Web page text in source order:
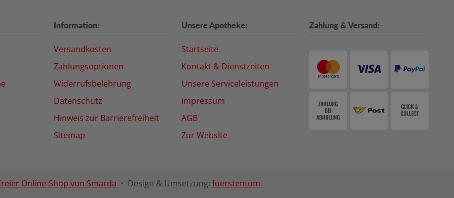
Information:
Versandkosten
Zahlungsoptionen
Widerrufsbelehrung
Datenschutz
Hinweis zur Barrierefreiheit
Sitemap
Unsere Apotheke:
Startseite
Kontakt & Dienstzeiten
Unsere Serviceleistungen
Impressum
AGB
Zur Website
Zahlung & Versand:
Online-Shop von Smarda • Design & Umsetzung: fuerstentum